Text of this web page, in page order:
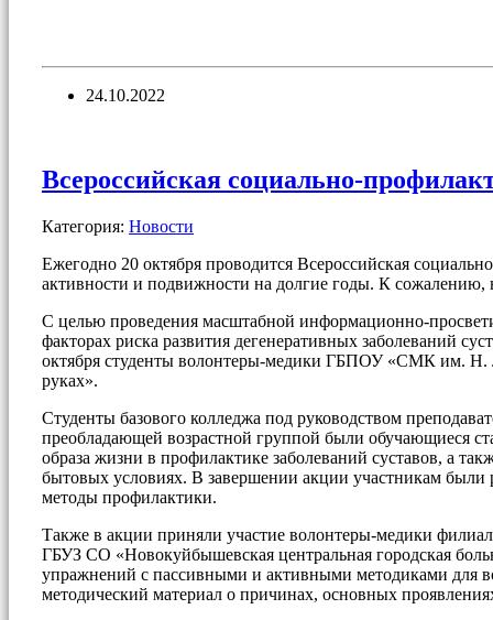
24.10.2022
Всероссийская социально-
Категория: Новости
Ежегодно 20 октября проводится Всероссийская
активности и подвижности на долгие годы. К сожалению,
С целью проведения масштабной информационно-
факторах риска развития дегенеративных заболеваний
октября студенты волонтеры-медики ГБПОУ «СМК им. Н.
руках».
Студенты базового колледжа под руководством
преобладающей возрастной группой были обучающиеся
образа жизни в профилактике заболеваний суставов, а
бытовых условиях. В завершении акции участникам были
методы профилактики.
Также в акции приняли участие волонтеры-медики
ГБУЗ СО «Новокуйбышевская центральная городская
упражнений с пассивными и активными методиками для
методический материал о причинах, основных